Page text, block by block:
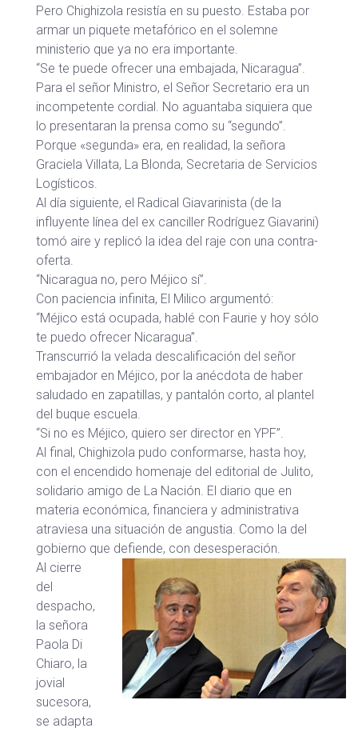
Pero Chighizola resistía en su puesto. Estaba por
armar un piquete metafórico en el solemne
ministerio que ya no era importante.
“Se te puede ofrecer una embajada, Nicaragua”.
Para el señor Ministro, el Señor Secretario era un
incompetente cordial. No aguantaba siquiera que
lo presentaran la prensa como su “segundo”.
Porque «segunda» era, en realidad, la señora
Graciela Villata, La Blonda, Secretaria de Servicios
Logísticos.
Al día siguiente, el Radical Giavarinista (de la
influyente línea del ex canciller Rodríguez Giavarini)
tomó aire y replicó la idea del raje con una contra-
oferta.
“Nicaragua no, pero Méjico sí”.
Con paciencia infinita, El Milico argumentó:
“Méjico está ocupada, hablé con Faurie y hoy sólo
te puedo ofrecer Nicaragua”.
Transcurrió la velada descalificación del señor
embajador en Méjico, por la anécdota de haber
saludado en zapatillas, y pantalón corto, al plantel
del buque escuela.
“Si no es Méjico, quiero ser director en YPF”.
Al final, Chighizola pudo conformarse, hasta hoy,
con el encendido homenaje del editorial de Julito,
solidario amigo de La Nación. El diario que en
materia económica, financiera y administrativa
atraviesa una situación de angustia. Como la del
gobierno que defiende, con desesperación.
Al cierre
del
despacho,
la señora
Paola Di
Chiaro, la
jovial
sucesora,
se adapta